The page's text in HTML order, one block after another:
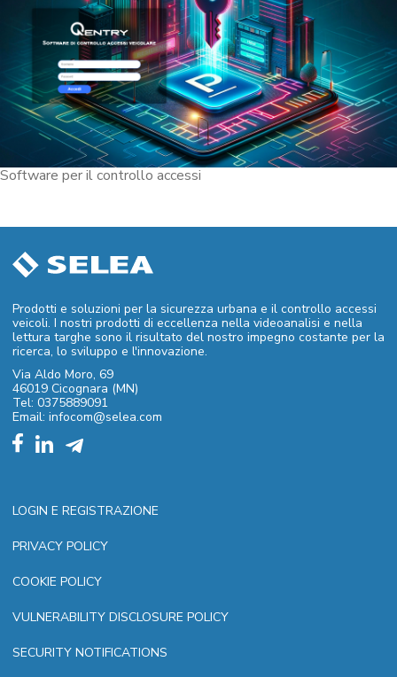
Software per il controllo accessi
Prodotti e soluzioni per la sicurezza urbana e il controllo accessi
veicoli. I nostri prodotti di eccellenza nella videoanalisi e nella
lettura targhe sono il risultato del nostro impegno costante per la
ricerca, lo sviluppo e l'innovazione.
Via Aldo Moro, 69
46019 Cicognara (MN)
Tel: 0375889091
Email: infocom@selea.com
LOGIN E REGISTRAZIONE
PRIVACY POLICY
COOKIE POLICY
VULNERABILITY DISCLOSURE POLICY
SECURITY NOTIFICATIONS